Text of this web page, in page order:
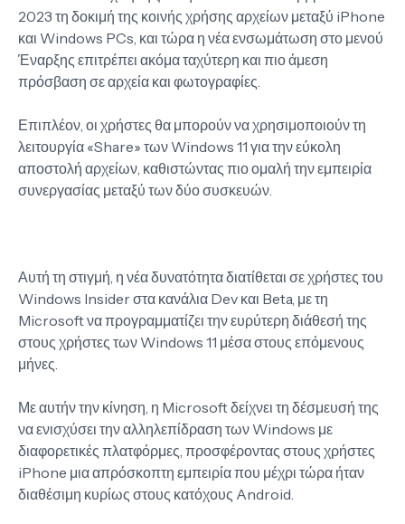
2023 τη δοκιμή της κοινής χρήσης αρχείων μεταξύ iPhone
και Windows PCs, και τώρα η νέα ενσωμάτωση στο μενού
Έναρξης επιτρέπει ακόμα ταχύτερη και πιο άμεση
πρόσβαση σε αρχεία και φωτογραφίες.
Επιπλέον, οι χρήστες θα μπορούν να χρησιμοποιούν τη
λειτουργία «Share» των Windows 11 για την εύκολη
αποστολή αρχείων, καθιστώντας πιο ομαλή την εμπειρία
συνεργασίας μεταξύ των δύο συσκευών.
Αυτή τη στιγμή, η νέα δυνατότητα διατίθεται σε χρήστες του
Windows Insider στα κανάλια Dev και Beta, με τη
Microsoft να προγραμματίζει την ευρύτερη διάθεσή της
στους χρήστες των Windows 11 μέσα στους επόμενους
μήνες.
Με αυτήν την κίνηση, η Microsoft δείχνει τη δέσμευσή της
να ενισχύσει την αλληλεπίδραση των Windows με
διαφορετικές πλατφόρμες, προσφέροντας στους χρήστες
iPhone μια απρόσκοπτη εμπειρία που μέχρι τώρα ήταν
διαθέσιμη κυρίως στους κατόχους Android.